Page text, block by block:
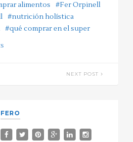
alimentos
#Fer Orpinell
#nutrición holística
#qué comprar en el super
NEXT POST
FERO